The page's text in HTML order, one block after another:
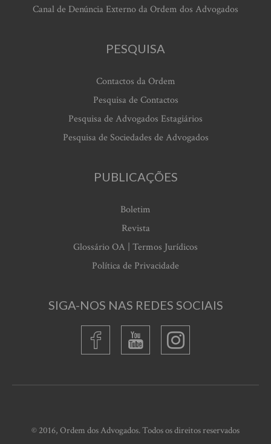
Canal de Denúncia Externo da Ordem dos Advogados
PESQUISA
Contactos da Ordem
Pesquisa de Contactos
Pesquisa de Advogados Estagiários
Pesquisa de Sociedades de Advogados
PUBLICAÇÕES
Boletim
Revista
Glossário OA | Termos Jurídicos
Política de Privacidade
SIGA-NOS NAS REDES SOCIAIS
© 2016, Ordem dos Advogados. Todos os direitos reservados